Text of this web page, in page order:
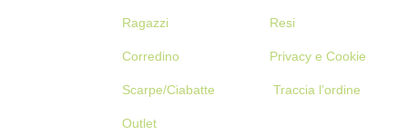
Ragazzi
Corredino
Scarpe/Ciabatte
Outlet
Resi
Privacy e Cookie
Traccia l’ordine